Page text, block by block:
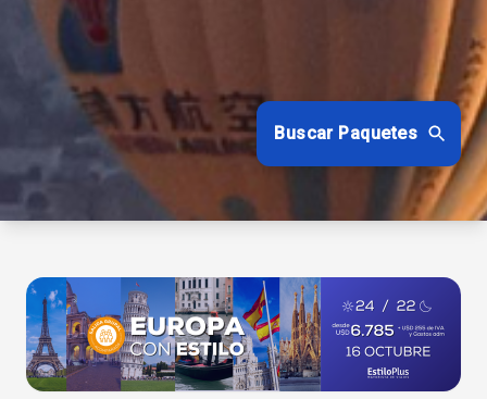
Buscar Paquetes